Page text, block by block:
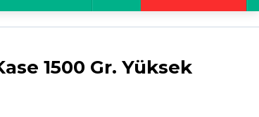
1500 Gr. Yüksek